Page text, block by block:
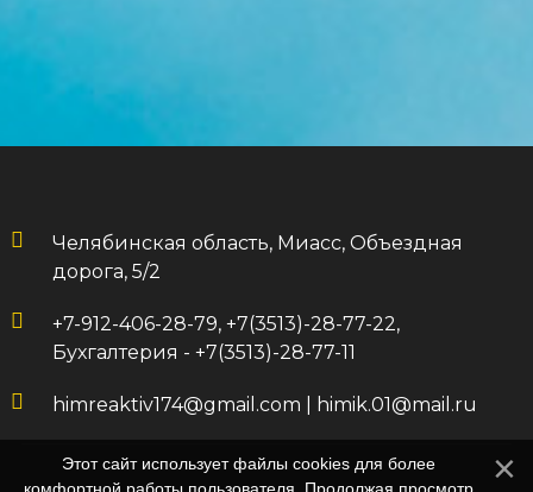
Челябинская область, Миасс, Объездная
дорога, 5/2
+7-912-406-28-79, +7(3513)-28-77-22,
Бухгалтерия - +7(3513)-28-77-11
himreaktiv174@gmail.com himik.01@mail.ru
Этот сайт использует файлы cookies для более